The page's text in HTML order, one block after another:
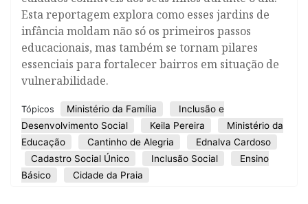
Esta reportagem explora como esses jardins de
infância moldam não só os primeiros passos
educacionais, mas também se tornam pilares
essenciais para fortalecer bairros em situação de
vulnerabilidade.
Tópicos Ministério da Família
Inclusão e
Desenvolvimento Social
Keila Pereira
Ministério da
Educação
Cantinho de Alegria
Ednalva Cardoso
Cadastro Social Único
Inclusão Social
Ensino
Básico
Cidade da Praia